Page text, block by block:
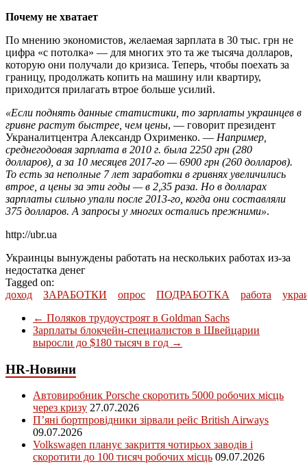
Почему не хватает
По мнению экономистов, желаемая зарплата в 30 тыс. грн не
цифра «с потолка» — для многих это та же тысяча долларов,
которую они получали до кризиса. Теперь, чтобы поехать за
границу, продолжать копить на машину или квартиру,
приходится прилагать втрое больше усилий.
«Если поднять данные статистики, то зарплаты украинцев в
гривне растут быстрее, чем цены, — говорит президент
Украналитцентра Александр Охрименко. — Например,
среднегодовая зарплата в 2010 г. была 2250 грн (280
долларов), а за 10 месяцев 2017-го — 6900 грн (260 долларов).
То есть за неполные 7 лет заработки в гривнях увеличились
втрое, а цены за эти годы — в 2,35 раза. Но в долларах
зарплаты сильно упали после 2013-го, когда они составляли
375 долларов. А запросы у многих остались прежними».
http://ubr.ua
Украинцы вынуждены работать на нескольких работах из-за
недостатка денег
Tagged on:
доход
ЗАРАБОТКИ опрос ПОДРАБОТКА работа
← Поляков трудоустроят в Goldman Sachs
Зарплаты блокчейн-специалистов в Швейцарии
выросли до $180 тысяч в год →
HR-Новини
Автовиробник Porsche скоротить 5000 робочих місць
через кризу 27.07.2026
П’яні бортпровідники зірвали рейс British Airways
09.07.2026
Volkswagen планує закриття чотирьох заводів і
скоротити до 100 тисяч робочих місць 09.07.2026